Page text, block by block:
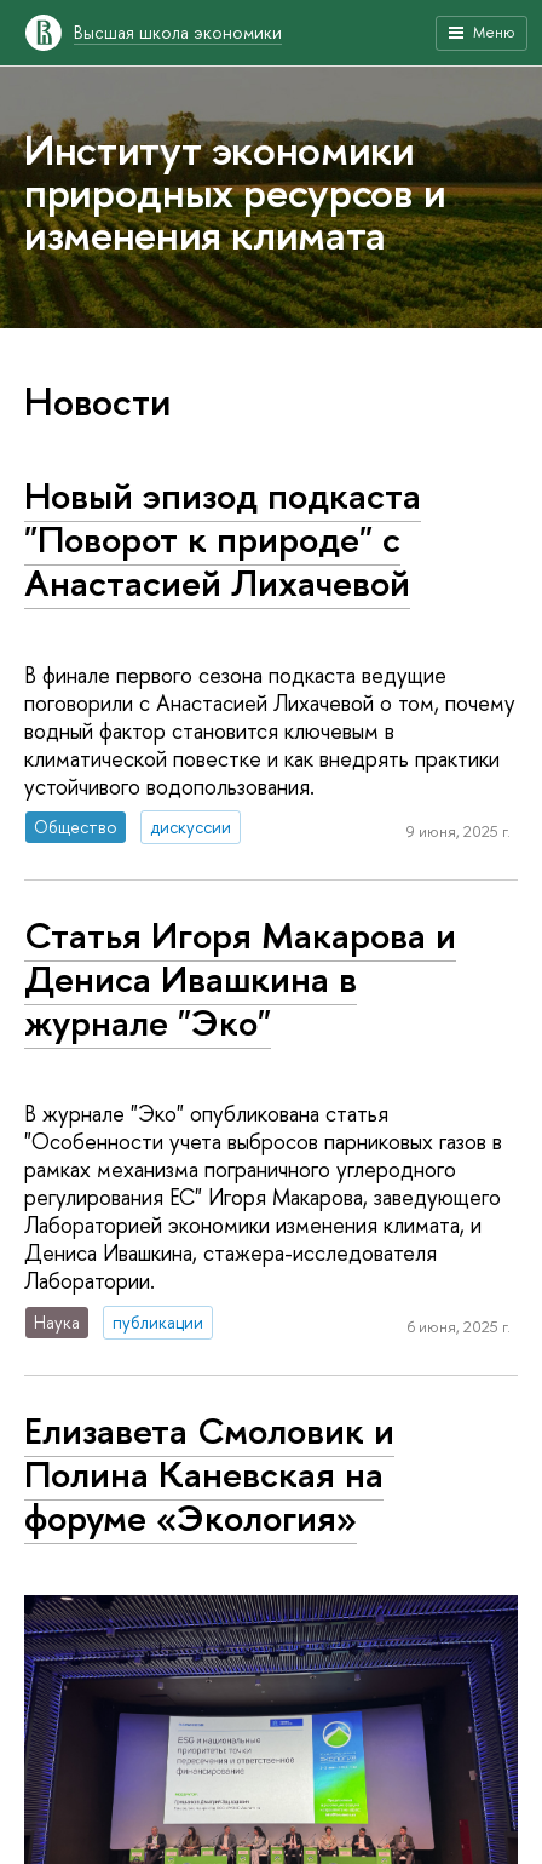
Высшая школа экономики Меню
Институт экономики
природных ресурсов и
изменения климата
Новости
Новый эпизод подкаста
"Поворот к природе" с
Анастасией Лихачевой
В финале первого сезона подкаста ведущие
поговорили с Анастасией Лихачевой о том, почему
водный фактор становится ключевым в
климатической повестке и как внедрять практики
устойчивого водопользования.
Общество дискуссии 9 июня, 2025 г.
Статья Игоря Макарова и
Дениса Ивашкина в
журнале "Эко"
В журнале "Эко" опубликована статья
"Особенности учета выбросов парниковых газов в
рамках механизма пограничного углеродного
регулирования ЕС" Игоря Макарова, заведующего
Лабораторией экономики изменения климата, и
Дениса Ивашкина, стажера-исследователя
Лаборатории.
Наука публикации 6 июня, 2025 г.
Елизавета Смоловик и
Полина Каневская на
форуме «Экология»